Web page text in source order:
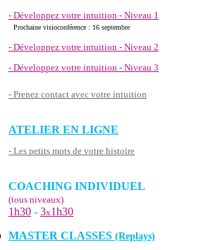
- Développez votre intuition - Niveau 1
Prochaine visioconférence : 16 septembre
- Développez votre intuition - Niveau 2
- Développez votre intuition - Niveau 3
- Prenez contact avec votre intuition
ATELIER EN LIGNE
- Les petits mots de votre histoire
COACHING INDIVIDUEL
(tous niveaux)
1h30 - 3x1h30
MASTER CLASSES (Replays)